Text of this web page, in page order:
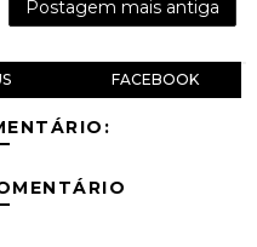
Postagem mais antiga
FACEBOOK